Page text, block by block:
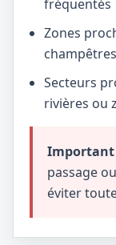
fréquentés
Zones
Secteurs
rivières ou
Important
passage
éviter